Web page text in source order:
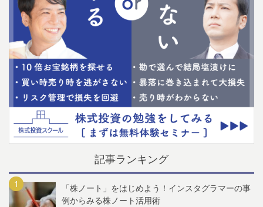
記事ランキング
「株ノート」をはじめよう！インスタグラマーの事
例からみる株ノート活用術